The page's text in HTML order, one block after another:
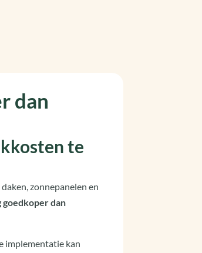
dan
te
zonnepanelen en
goedkoper dan
implementatie kan